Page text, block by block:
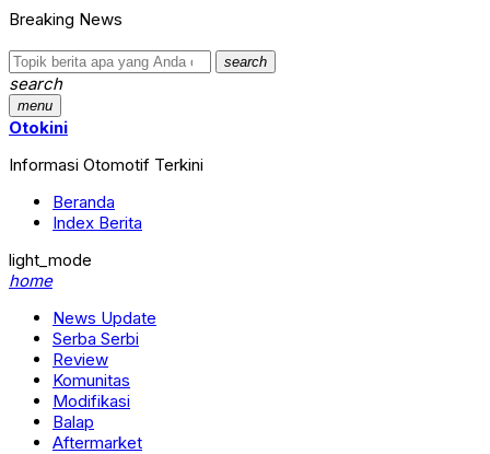
Breaking News
search
search
menu
Otokini
Informasi Otomotif Terkini
Beranda
Index Berita
light_mode
home
News Update
Serba Serbi
Review
Komunitas
Modifikasi
Balap
Aftermarket